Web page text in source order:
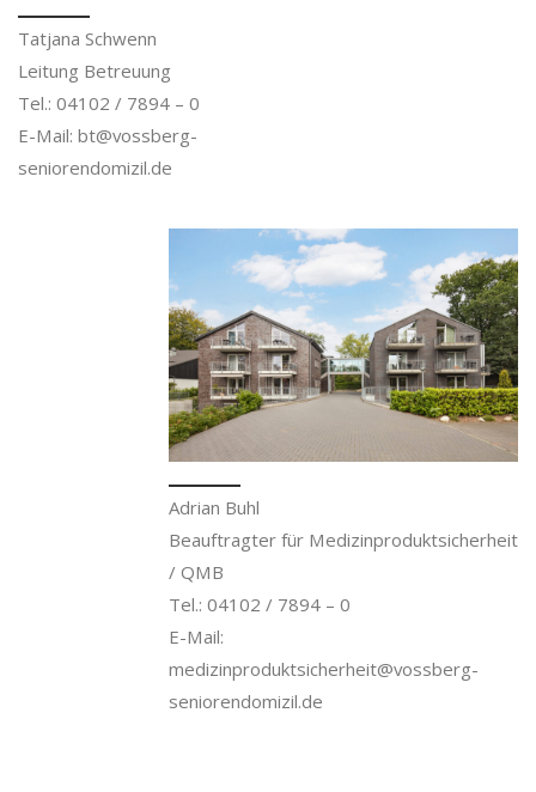
Tatjana Schwenn
Leitung Betreuung
Tel.: 04102 / 7894 – 0
E-Mail: bt@vossberg-
seniorendomizil.de
Adrian Buhl
Beauftragter für Medizinproduktsicherheit
/ QMB
Tel.: 04102 / 7894 – 0
E-Mail:
medizinproduktsicherheit@vossberg-
seniorendomizil.de